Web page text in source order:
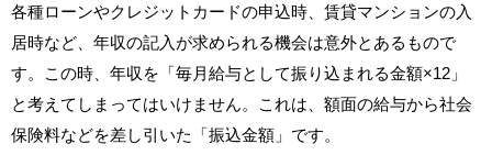
各種ローンやクレジットカードの申込時、賃貸マンションの入
居時など、年収の記入が求められる機会は意外とあるもので
す。この時、年収を「毎月給与として振り込まれる金額×12」
と考えてしまってはいけません。これは、額面の給与から社会
保険料などを差し引いた「振込金額」です。